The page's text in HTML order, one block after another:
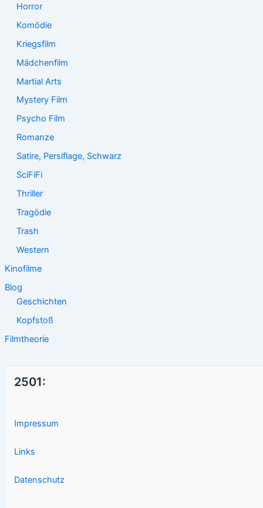
Horror
Komödie
Kriegsfilm
Mädchenfilm
Martial Arts
Mystery Film
Psycho Film
Romanze
Satire, Persiflage, Schwarz
SciFiFi
Thriller
Tragödie
Trash
Western
Kinofilme
Blog
Geschichten
Kopfstoß
Filmtheorie
2501:
Impressum
Links
Datenschutz